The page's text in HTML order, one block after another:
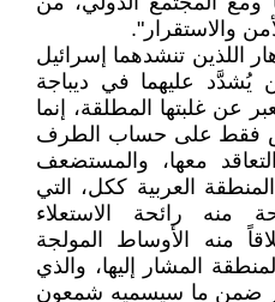
والاستقرار".
اللذين تنشدهما إسرائيل
يُشدَّد عليهما في ديباجة
عن غلبتها المطلقة، إنما
فقط على حساب الطرف
معها، والمستضعف
العربية ككل، التي
منه رائحة الاستعلاء
منه الأوساط المولجة
المشار إليها، والذي
ضمن ما سيسميه شمعون